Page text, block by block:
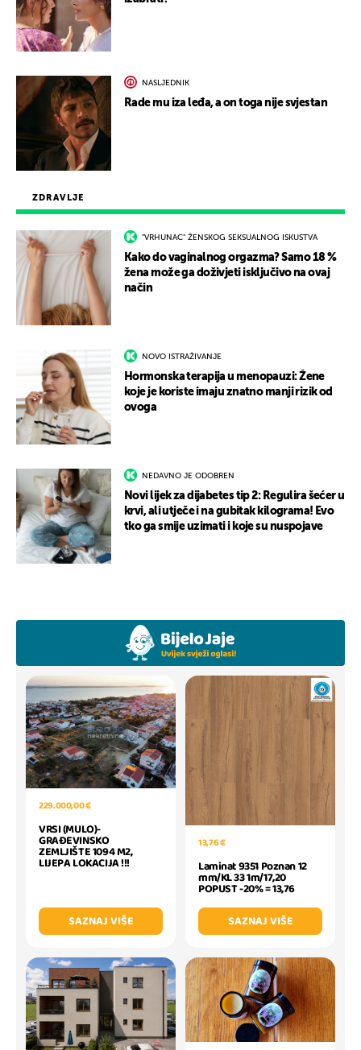
ZDRAVLJE
"VRHUNAC" ŽENSKOG SEKSUALNOG ISKUSTVA
Kako do vaginalnog orgazma? Samo 18 %
žena može ga doživjeti isključivo na ovaj
način
NOVO ISTRAŽIVANJE
Hormonska terapija u menopauzi: Žene
koje je koriste imaju znatno manji rizik od
ovoga
NEDAVNO JE ODOBREN
Novi lijek za dijabetes tip 2: Regulira šećer u
krvi, ali utječe i na gubitak kilograma! Evo
tko ga smije uzimati i koje su nuspojave
NASLJEDNIK
Rade mu iza leđa, a on toga nije svjestan
229.000,00 €
VRSI (MULO)-
GRAĐEVINSKO
ZEMLJIŠTE 1094 M2,
LIJEPA LOKACIJA !!!
SAZNAJ VIŠE
13,76 €
Laminat 9351 Poznan 12
mm/KL 33 1m/17,20
POPUST -20% = 13,76
SAZNAJ VIŠE